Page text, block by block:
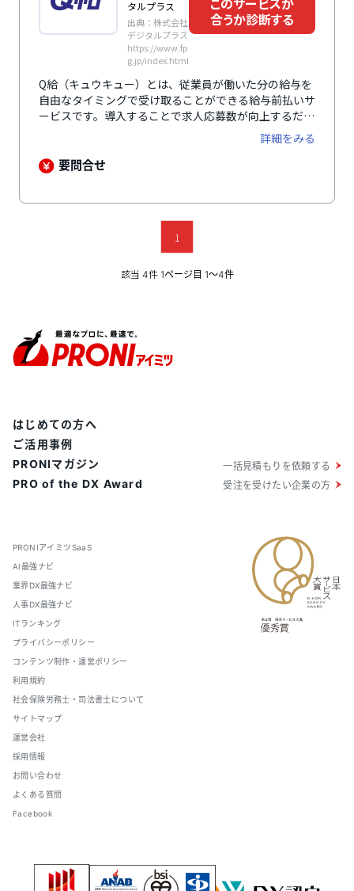
タルプラス
出典：株式会社
デジタルプラス
https://www.fp
g.jp/index.html
合うか診断する
Q給（キュウキュー）とは、従業員が働いた分の給与を
自由なタイミングで受け取ることができる給与前払いサ
ービスです。導入することで求人応募数が向上するだけ
でなく、さまざまな事情を抱える従業員のライフスタイ
ルもサポートできます。多数の勤怠管理システムと自動
連携できるほか、英語や中国語、スペイン語などの多言
詳細をみる
要問合せ
1
該当 4件 1ページ目 1〜4件
PRONIアイミツSaaS
AI最強ナビ
業界DX最強ナビ
人事DX最強ナビ
ITランキング
プライバシーポリシー
コンテンツ制作・運営ポリシー
利用規約
社会保険労務士・司法書士について
サイトマップ
運営会社
採用情報
お問い合わせ
よくある質問
Facebook
はじめての方へ
ご活用事例
PRONIマガジン
PRO of the DX Award
一括見積もりを依頼する
受注を受けたい企業の方